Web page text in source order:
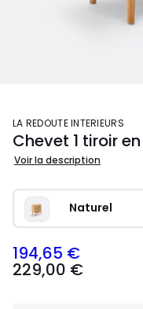
LA REDOUTE INTERIEURS
Chevet 1 tiroir
Voir la description
Naturel
194,65 €
229,00 €